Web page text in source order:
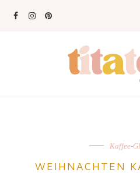
Kaffee-
WEIHNACHTEN